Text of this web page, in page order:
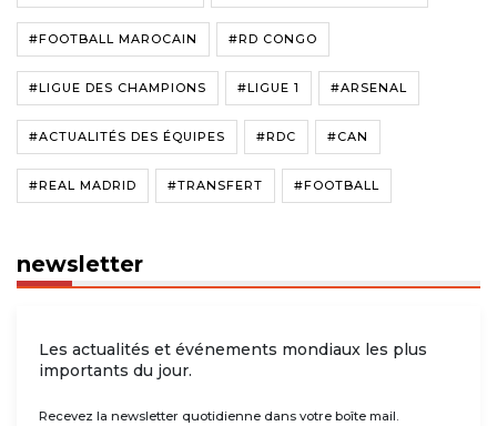
#FOOTBALL MAROCAIN #RD CONGO
#LIGUE DES CHAMPIONS #LIGUE 1 #ARSENAL
#ACTUALITÉS DES ÉQUIPES #RDC #CAN
#REAL MADRID #TRANSFERT #FOOTBALL
newsletter
Les actualités et événements mondiaux les plus
importants du jour.
Recevez la newsletter quotidienne dans votre boîte mail.